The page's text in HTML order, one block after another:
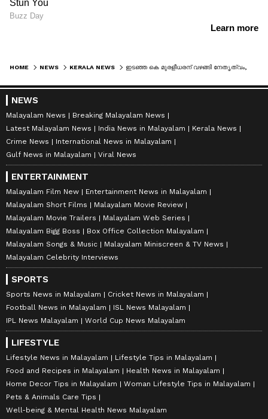
HOME NEWS KERALA NEWS
NEWS
Malayalam News
Breaking Malayalam News
Latest Malayalam News
India News in Malayalam
Kerala News
Crime News
International News in Malayalam
Gulf News in Malayalam
Viral News
ENTERTAINMENT
Malayalam Film New
Entertainment News in Malayalam
Malayalam Short Films
Malayalam Movie Review
Malayalam Movie Trailers
Malayalam Web Series
Malayalam Bigg Boss
Box Office Collection Malayalam
Malayalam Songs & Music
Malayalam Miniscreen & TV News
Malayalam Celebrity Interviews
SPORTS
Sports News in Malayalam
Cricket News in Malayalam
Football News in Malayalam
ISL News Malayalam
IPL News Malayalam
World Cup News Malayalam
LIFESTYLE
Lifestyle News in Malayalam
Lifestyle Tips in Malayalam
Food and Recipes in Malayalam
Health News in Malayalam
Home Decor Tips in Malayalam
Woman Lifestyle Tips in Malayalam
Pets & Animals Care Tips
Well-being & Mental Health News Malayalam